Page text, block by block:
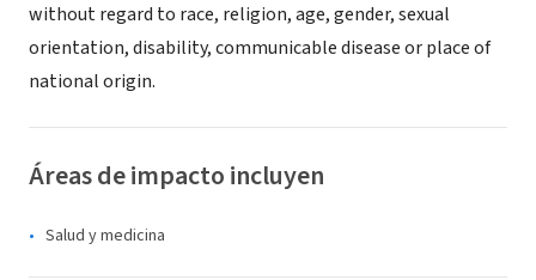
without regard to race, religion, age, gender, sexual
orientation, disability, communicable disease or place of
national origin.
Áreas de impacto incluyen
Salud y medicina